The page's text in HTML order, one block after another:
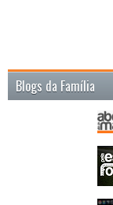
Blogs da Família